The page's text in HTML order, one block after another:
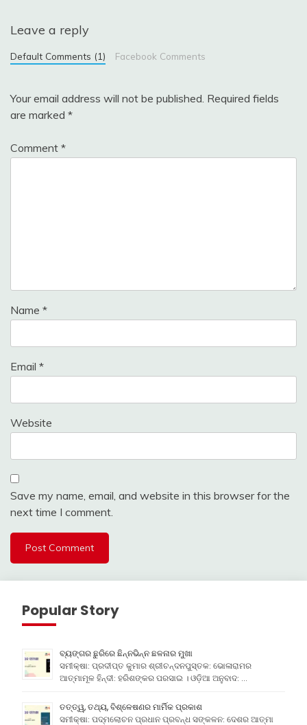
Leave a reply
Default Comments (1) Facebook Comments
Your email address will not be published. Required fields
are marked *
Comment *
Name *
Email *
Website
Save my name, email, and website in this browser for the
next time I comment.
Popular Story
ବ୍ୟଙ୍ଗର ଛୁରିରେ ଛିନ୍ନଭିନ୍ନ ଛଳନାର ମୁଖା
ସମୀକ୍ଷା: ପ୍ରଦୀପ୍ତ କୁମାର ଶ୍ରୀଚନ୍ଦନପୁସ୍ତକ: ଭୋଳାରାମର
ଆତ୍ମାମୂଳ ହିନ୍ଦୀ: ହରିଶଙ୍କର ପରସାଇ । ଓଡ଼ିଆ ଅନୁବାଦ: …
ତତ୍ତ୍ୱ, ତଥ୍ୟ, ବିଶ୍ଳେଷଣର ମାର୍ମିକ ପ୍ରକାଶ
ସମୀକ୍ଷା: ପଦ୍ମଲୋଚନ ପ୍ରଧାନ ପ୍ରବନ୍ଧ ସଙ୍କଳନ: ଦେଶର ଆତ୍ମା